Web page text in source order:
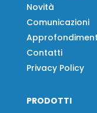
Novità
Comunicazioni
Contatti
Privacy Policy
PRODOTTI